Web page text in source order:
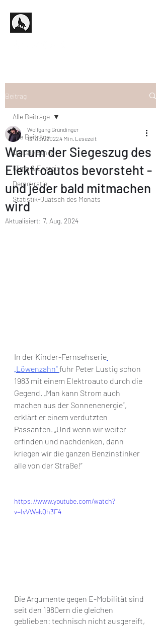
Beitrag
Alle Beiträge
Digitale Ethik
Klima & Energie
Demokratie
Statistik-Quatsch des Monats
Alle Beiträge
Warum der Siegeszug des
Elektroautos bevorsteht -
und jeder bald mitmachen
wird
Wolfgang Gründinger
13. Apr. 20224 Min. Lesezeit
Aktualisiert: 7. Aug. 2024
In der Kinder-Fernsehserie
„Löwenzahn“ fuhr Peter Lustig schon
1983 mit einem Elektroauto durch die
Gegend. „Man kann Strom auch
machen aus der Sonnenenergie“,
erklärt er einem verdutzten
Passanten. „Und wenn wir weiter
erfinden und nachdenken, dann
kriegen wir die ganzen Benzinstinker
alle von der Straße!“
https://www.youtube.com/watch?
v=IvVWekQh3F4
Die Argumente gegen E-Mobilität sind
seit den 1980ern die gleichen
geblieben: technisch nicht ausgereift,